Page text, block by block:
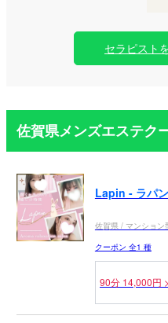
セラピスト
佐賀県メンズエステク
Lapin - ラパ
佐賀県 / マンション
クーポン 全1 種
90分 14,000円